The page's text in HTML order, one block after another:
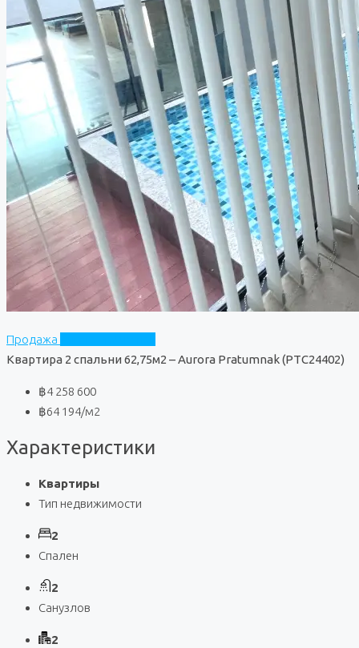
Продажа
Квартира 2 спальни 62,75м2 – Aurora Pratumnak (PTC24402)
฿4 258 600
฿64 194/м2
Характеристики
Квартиры
Тип недвижимости
2
Спален
2
Санузлов
2